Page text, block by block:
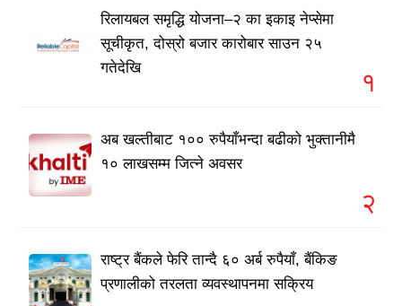
रिलायबल समृद्धि योजना–२ का इकाइ नेप्सेमा
सूचीकृत, दोस्रो बजार कारोबार साउन २५
गतेदेखि
१
अब खल्तीबाट १०० रुपैयाँभन्दा बढीको भुक्तानीमै
१० लाखसम्म जित्ने अवसर
२
राष्ट्र बैंकले फेरि तान्दै ६० अर्ब रुपैयाँ, बैंकिङ
प्रणालीको तरलता व्यवस्थापनमा सक्रिय